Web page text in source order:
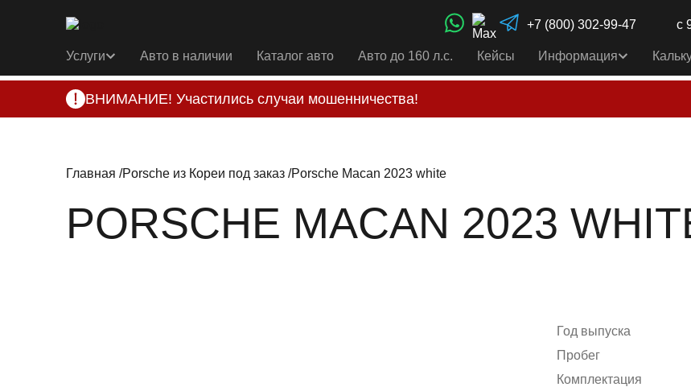
+7 (800) 302-99-47 с
Услуги Авто в наличии Каталог авто Авто до 160 л.с. Кейсы Информация
ВНИМАНИЕ! Участились случаи мошенничества!
Главная Porsche из Кореи под заказ Porsche Macan 2023 white
PORSCHE MACAN 2023
Год выпуска
Пробег
Комплектация